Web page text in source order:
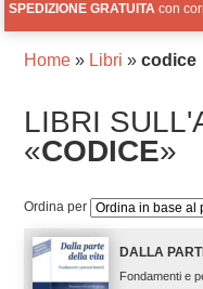
SPEDIZIONE GRATUITA con
Home» Libri » codice
LIBRI
«CODICE»
Ordina per
DALLA
Fondamenti e